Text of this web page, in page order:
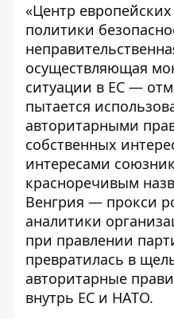
«Центр
политики
осуществляющая
ситуации в ЕС —
пытается
авторитарными
собственных
интересами
красноречивым
Венгрия — прокси
аналитики
при правлении
превратилась в
авторитарные
внутрь ЕС и НАТО.